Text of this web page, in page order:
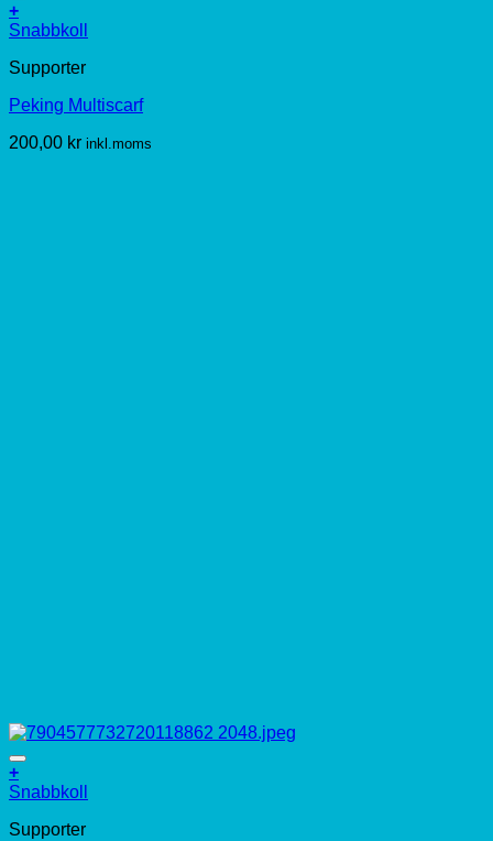
+
Snabbkoll
Supporter
Peking Multiscarf
200,00 kr inkl.moms
+
Snabbkoll
Supporter